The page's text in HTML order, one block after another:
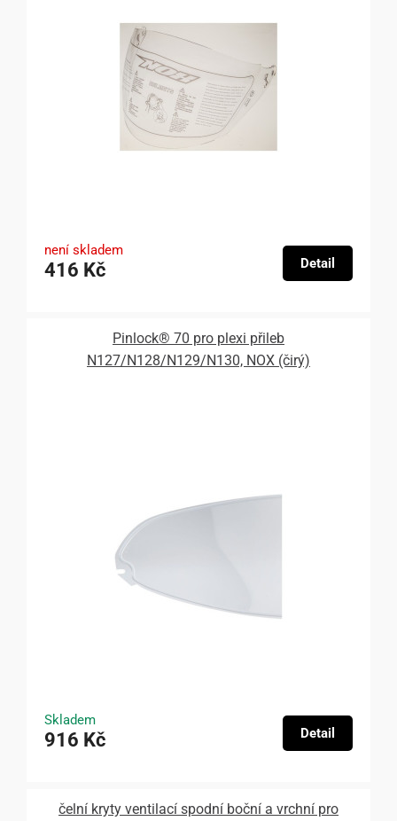
není skladem
416 Kč Detail
Pinlock® 70 pro plexi přileb
N127/N128/N129/N130, NOX (čirý)
Skladem
916 Kč Detail
čelní kryty ventilací spodní boční a vrchní pro